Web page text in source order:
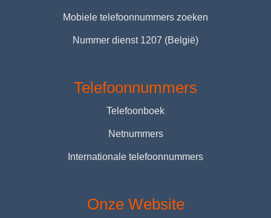
Mobiele telefoonnummers zoeken
Nummer dienst 1207 (België)
Telefoonnummers
Telefoonboek
Netnummers
Internationale telefoonnummers
Onze Website